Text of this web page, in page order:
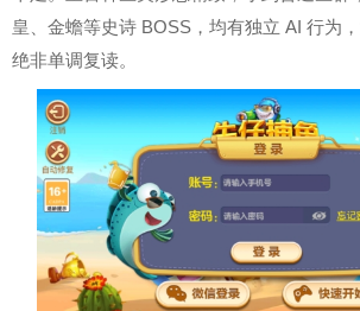
皇、金蟾等史诗 BOSS，均有独立 AI 行为
绝非单调复读。